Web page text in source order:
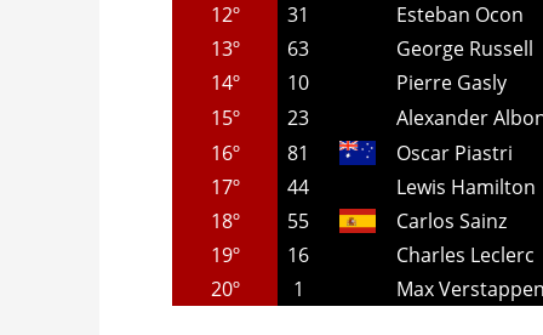
12º
31
Esteban Ocon
13º
63
George Russell
14º
10
Pierre Gasly
15º
23
Alexander
16º
81
Oscar Piastri
17º
44
Lewis Hamilton
18º
55
Carlos Sainz
19º
16
Charles Leclerc
20º
1 Max